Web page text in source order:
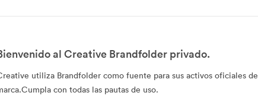
al Creative Brandfolder privado.
utiliza Brandfolder como fuente para sus activos oficiales de
con todas las pautas de uso.